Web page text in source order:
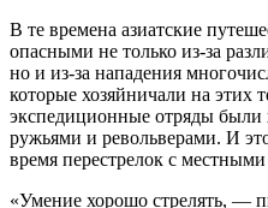
В те времена азиатские
опасными не только из-за
но и из-за нападения
которые хозяйничали на этих
экспедиционные отряды
ружьями и револьверами. И
время перестрелок с
«Умение хорошо стрелять,